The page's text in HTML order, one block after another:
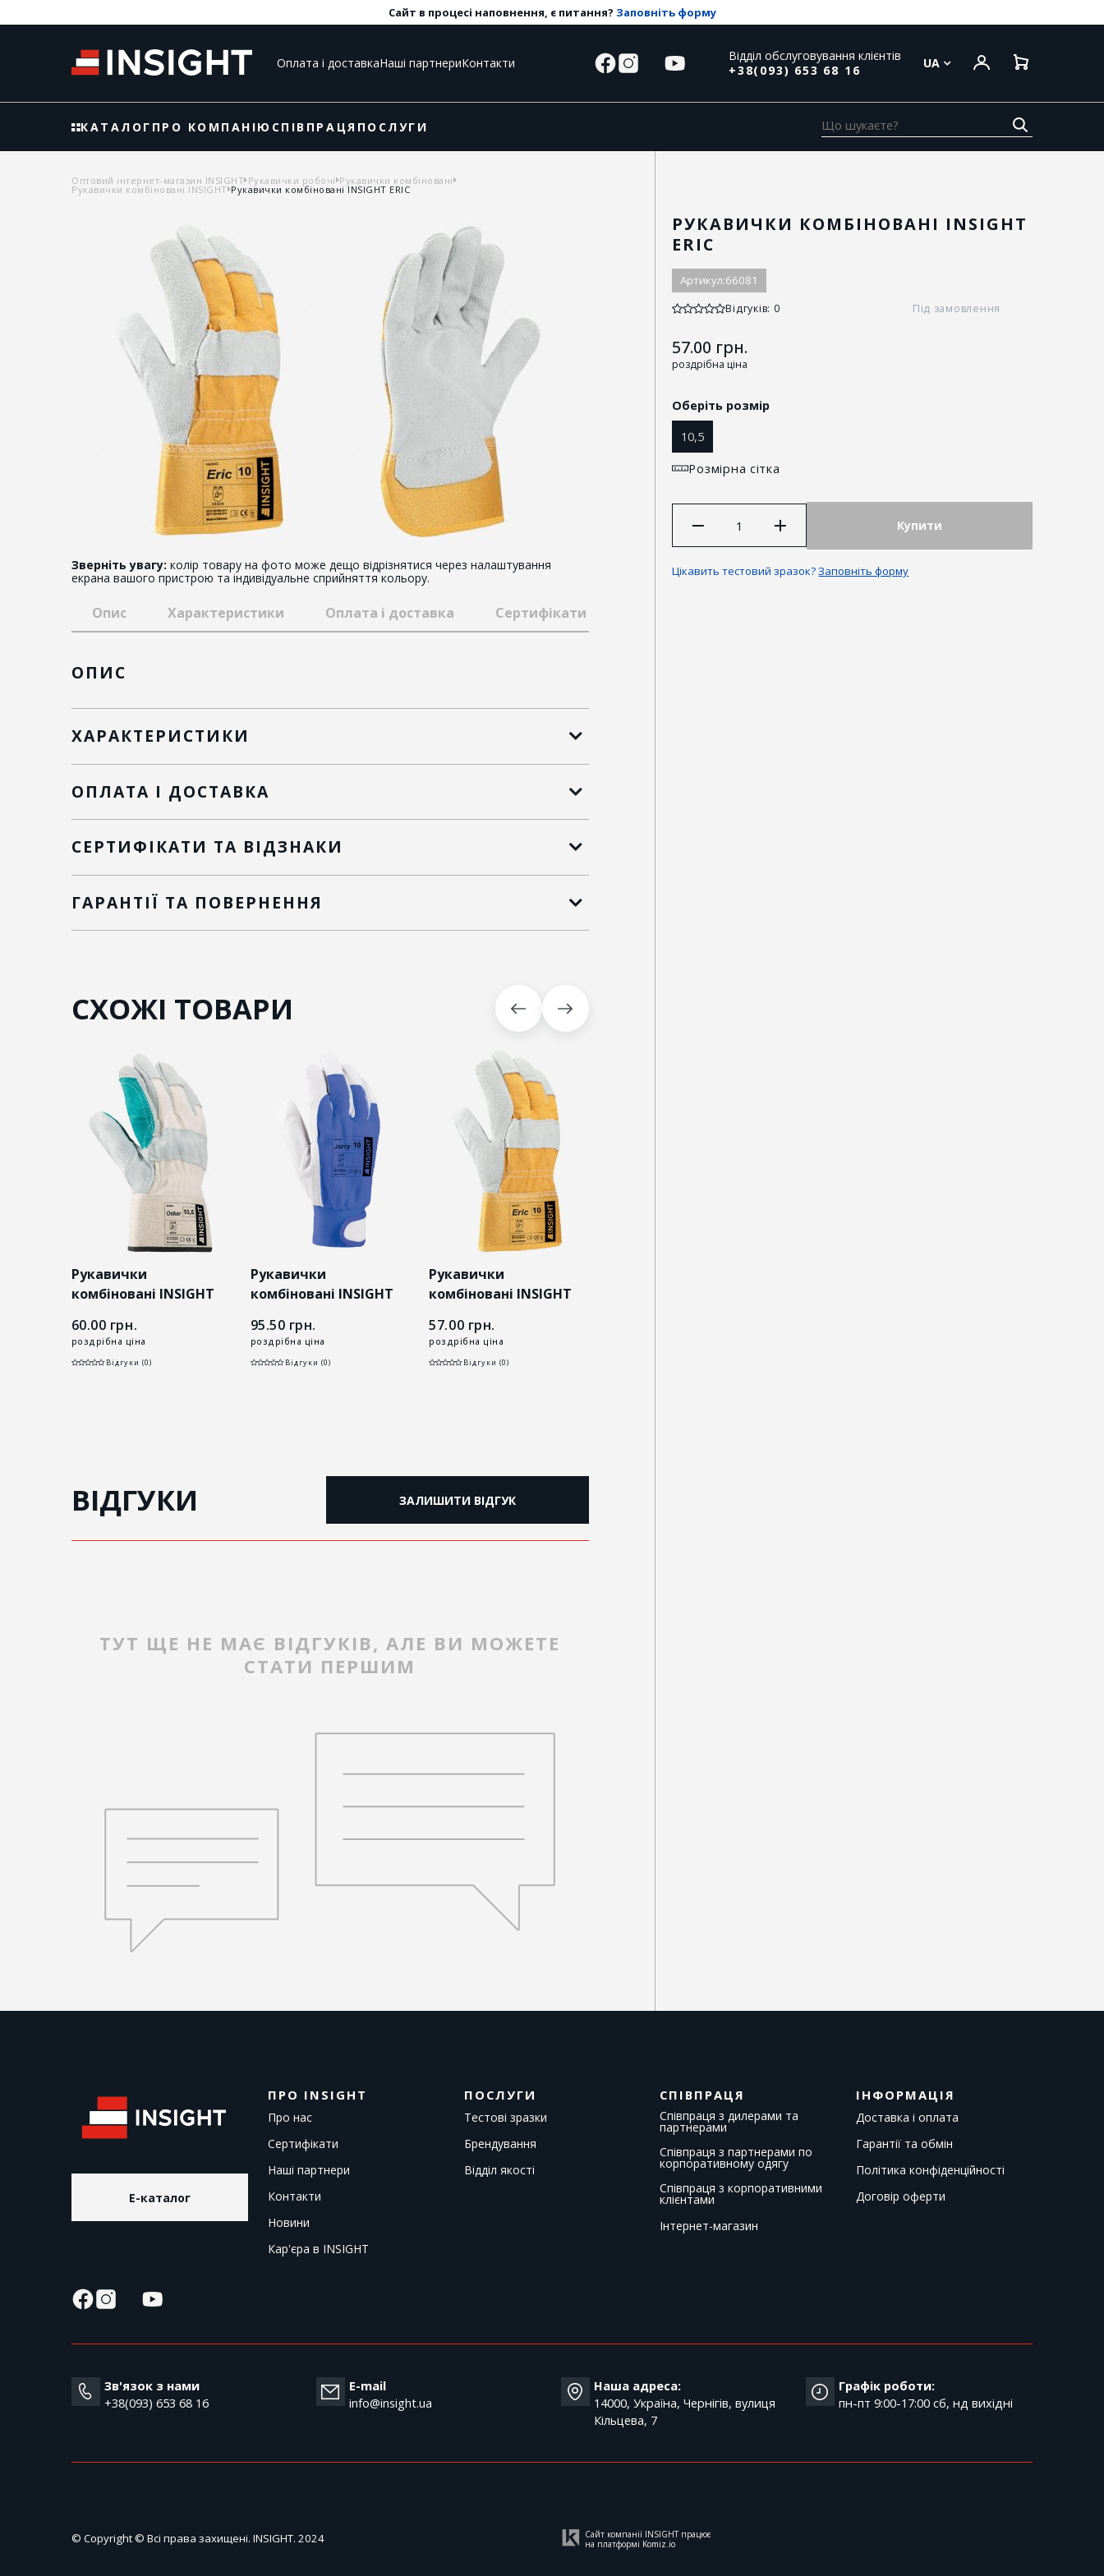
Сайт в процесі наповнення, є питання? Заповніть форму
Оплата і доставкаНаші партнериКонтакти
Відділ обслуговування клієнтів
+38(093) 653 68 16
UA
КАТАЛОГ ПРО КОМПАНІЮ СПІВПРАЦЯ ПОСЛУГИ
Оптовий інтернет-магазин INSIGHT Рукавички робочі Рукавички комбіновані
Рукавички комбіновані INSIGHT Рукавички комбіновані INSIGHT ERIC
Зверніть увагу: колір товару на фото може дещо відрізнятися через налаштування
екрана вашого пристрою та індивідуальне сприйняття кольору.
РУКАВИЧКИ КОМБІНОВАНІ INSIGHT
ERIC
Артикул:66081
Відгуків: 0 Під замовлення
57.00 грн.
роздрібна ціна
Оберіть розмір
10,5
Розмірна сітка
Купити
Цікавить тестовий зразок?Заповніть форму
Опис Характеристики Оплата і доставка Сертифікати та відзнаки
ОПИС
ХАРАКТЕРИСТИКИ
ОПЛАТА І ДОСТАВКА
СЕРТИФІКАТИ ТА ВІДЗНАКИ
ГАРАНТІЇ ТА ПОВЕРНЕННЯ
СХОЖІ ТОВАРИ
Рукавички
комбіновані INSIGHT
60.00 грн.
роздрібна ціна
Відгуки (0)
Рукавички
комбіновані INSIGHT
95.50 грн.
роздрібна ціна
Відгуки (0)
Рукавички
комбіновані INSIGHT
57.00 грн.
роздрібна ціна
Відгуки (0)
ВІДГУКИ ЗАЛИШИТИ ВІДГУК
ТУТ ЩЕ НЕ МАЄ ВІДГУКІВ, АЛЕ ВИ МОЖЕТЕ
СТАТИ ПЕРШИМ
E-каталог
ПРО INSIGHT
Про нас
Сертифікати
Наші партнери
Контакти
Новини
Кар'єра в INSIGHT
ПОСЛУГИ
Тестові зразки
Брендування
Відділ якості
СПІВПРАЦЯ
Співпраця з дилерами та
партнерами
Співпраця з партнерами по
корпоративному одягу
Співпраця з корпоративними
клієнтами
Інтернет-магазин
ІНФОРМАЦІЯ
Доставка і оплата
Гарантії та обмін
Політика конфіденційності
Договір оферти
Зв'язок з нами
+38(093) 653 68 16
E-mail
info@insight.ua
Наша адреса:
14000, Україна, Чернігів, вулиця
Кільцева, 7
Графік роботи:
пн-пт 9:00-17:00 cб, нд вихідні
© Copyright © Всі права захищені. INSIGHT. 2024
Сайт компанії INSIGHT працює
на платформі Komiz.io